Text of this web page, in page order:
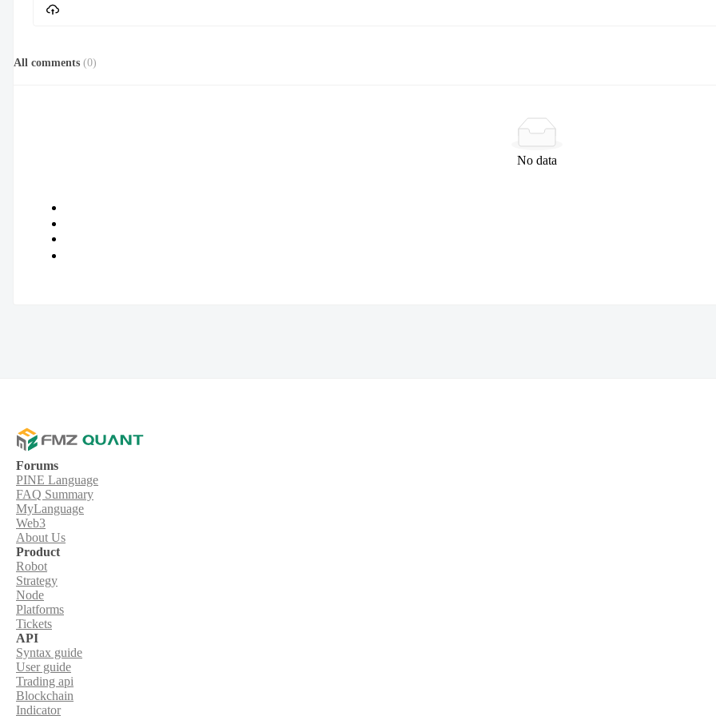
All comments (0)
No data
Forums
PINE Language
FAQ Summary
MyLanguage
Web3
About Us
Product
Robot
Strategy
Node
Platforms
Tickets
API
Syntax guide
User guide
Trading api
Blockchain
Indicator